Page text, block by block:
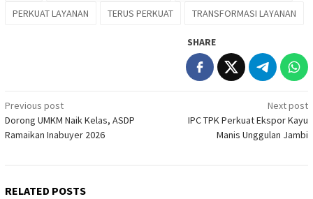
PERKUAT LAYANAN TERUS PERKUAT TRANSFORMASI LAYANAN
SHARE
Post
navigation
Previous post
Dorong UMKM Naik Kelas, ASDP
Ramaikan Inabuyer 2026
Next post
IPC TPK Perkuat Ekspor Kayu
Manis Unggulan Jambi
RELATED POSTS